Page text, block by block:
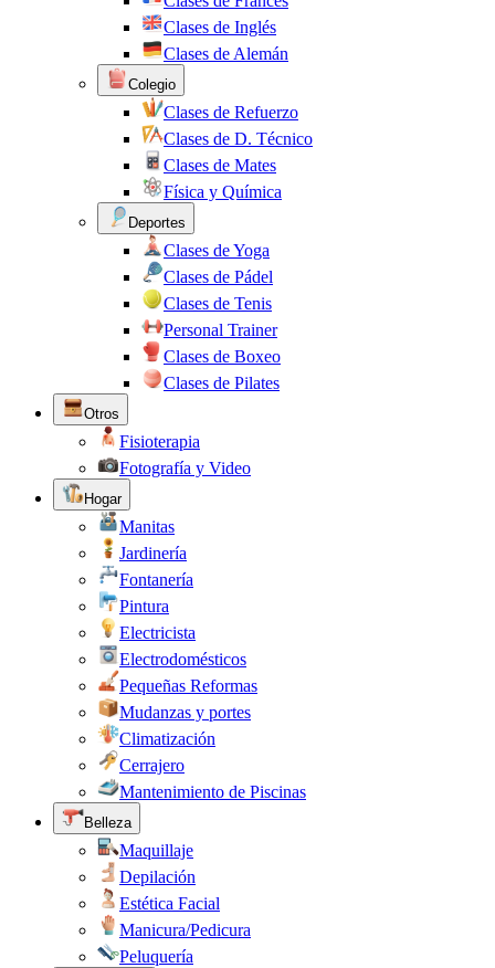
Clases de Inglés
Clases de Alemán
Colegio
Clases de Refuerzo
Clases de D. Técnico
Clases de Mates
Física y Química
Deportes
Clases de Yoga
Clases de Pádel
Clases de Tenis
Personal Trainer
Clases de Boxeo
Clases de Pilates
Otros
Fisioterapia
Fotografía y Video
Hogar
Manitas
Jardinería
Fontanería
Pintura
Electricista
Electrodomésticos
Pequeñas Reformas
Mudanzas y portes
Climatización
Cerrajero
Mantenimiento de Piscinas
Belleza
Maquillaje
Depilación
Estética Facial
Manicura/Pedicura
Peluquería